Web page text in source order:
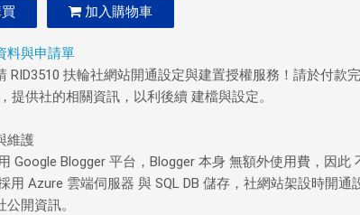
加入購物車
料與申請單
RID3510 扶輪社網站開通設定與建置授權服務！請於付款
，提供社的相關資訊，以利後續 建檔與設定。
維護
Google Blogger 平台，Blogger 本身 無額外使用費，因此
用 Azure 雲端伺服器 與 SQL DB 儲存，社網站架設時開通
開資訊。